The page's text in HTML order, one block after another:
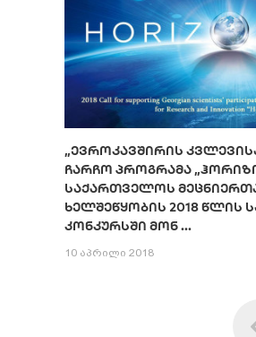
„ᲔᲕᲠᲝᲙᲐᲕᲨᲘᲠᲘᲡ
ᲩᲐᲠᲩᲝ ᲞᲠᲝᲒᲠᲐᲛᲐ
ᲡᲐᲥᲐᲠᲗᲕᲔᲚᲝᲡ
ᲮᲔᲚᲨᲔᲬᲧᲝᲑᲘᲡ 2018 ᲬᲚᲘᲡ
ᲙᲝᲜᲙᲣᲠᲡᲨᲘ ᲛᲝᲜ ...
10 აპრილი 2018